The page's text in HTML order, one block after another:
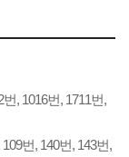
, 1016번, 1711번,
번, 140번, 143번,